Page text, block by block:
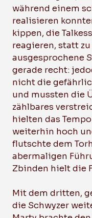
während einem
realisieren
kippen, die
reagieren, statt
ausgesprochene
gerade recht:
nicht die
und mussten die
zählbares
hielten das
weiterhin hoch
flutschte dem
abermaligen
Zbinden hielt die
Mit dem dritten,
die Schwyzer